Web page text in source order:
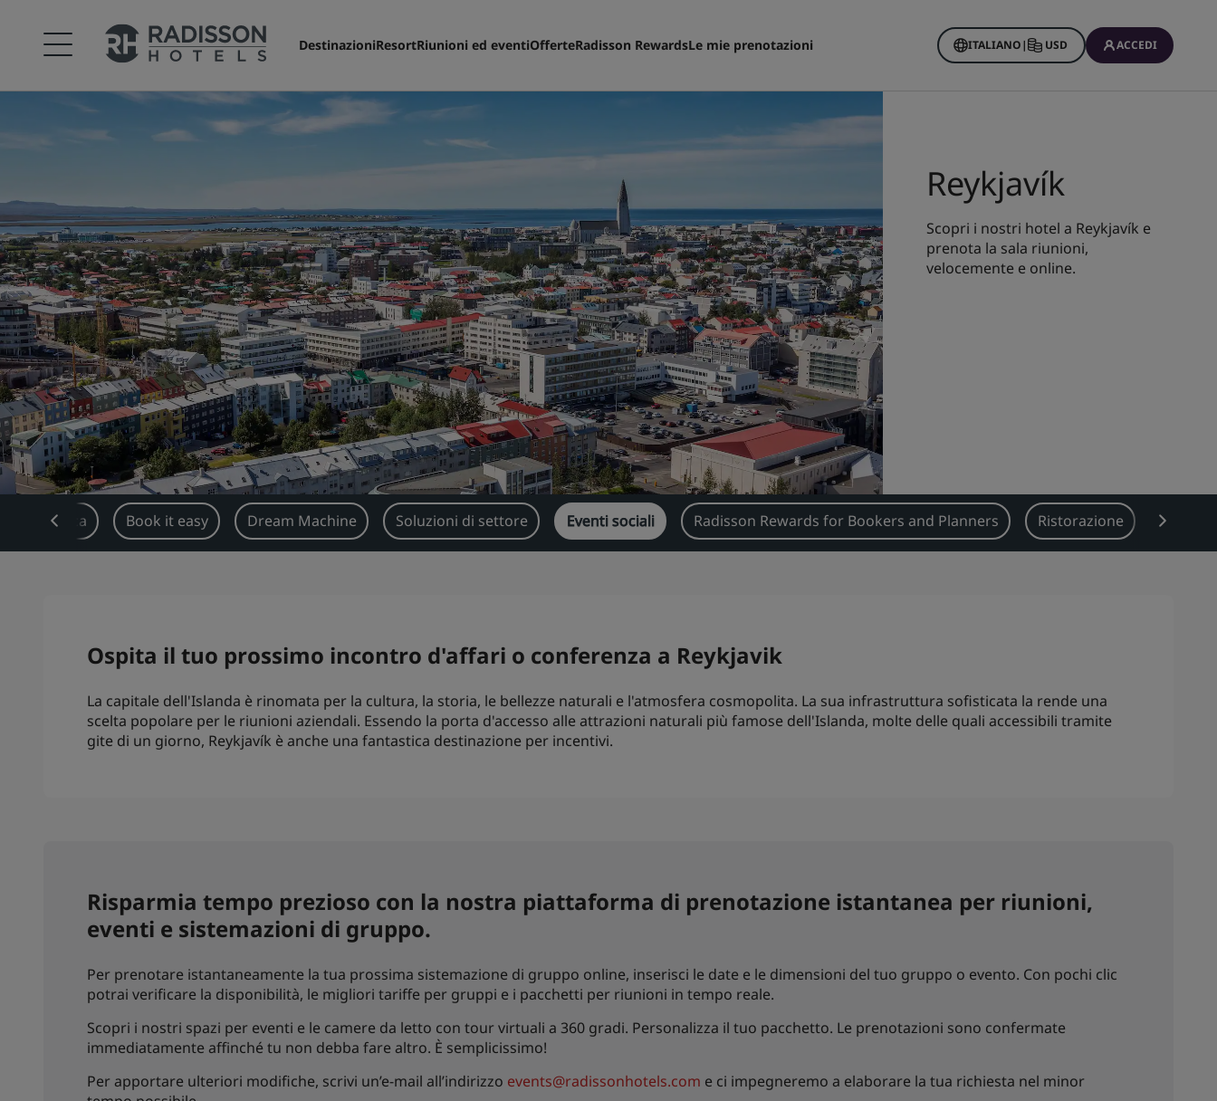
DestinazioniResortRiunioni ed eventiOfferteRadisson RewardsLe mie prenotazioni ITALIANO| USD ACCEDI
Reykjavík
Scopri i nostri hotel a Reykjavík e
prenota la sala riunioni,
velocemente e online.
Panoramica Book it easy Dream Machine Soluzioni di settore Eventi sociali Radisson Rewards for Bookers and Planners Ristorazione Tipi di
Ospita il tuo prossimo incontro d'affari o conferenza a Reykjavik
La capitale dell'Islanda è rinomata per la cultura, la storia, le bellezze naturali e l'atmosfera cosmopolita. La sua infrastruttura sofisticata la rende una
scelta popolare per le riunioni aziendali. Essendo la porta d'accesso alle attrazioni naturali più famose dell'Islanda, molte delle quali accessibili tramite
gite di un giorno, Reykjavík è anche una fantastica destinazione per incentivi.
Risparmia tempo prezioso con la nostra piattaforma di prenotazione istantanea per riunioni,
eventi e sistemazioni di gruppo.
Per prenotare istantaneamente la tua prossima sistemazione di gruppo online, inserisci le date e le dimensioni del tuo gruppo o evento. Con pochi clic
potrai verificare la disponibilità, le migliori tariffe per gruppi e i pacchetti per riunioni in tempo reale.
Scopri i nostri spazi per eventi e le camere da letto con tour virtuali a 360 gradi. Personalizza il tuo pacchetto. Le prenotazioni sono confermate
immediatamente affinché tu non debba fare altro. È semplicissimo!
Per apportare ulteriori modifiche, scrivi un’e-mail all’indirizzo events@radissonhotels.com e ci impegneremo a elaborare la tua richiesta nel minor